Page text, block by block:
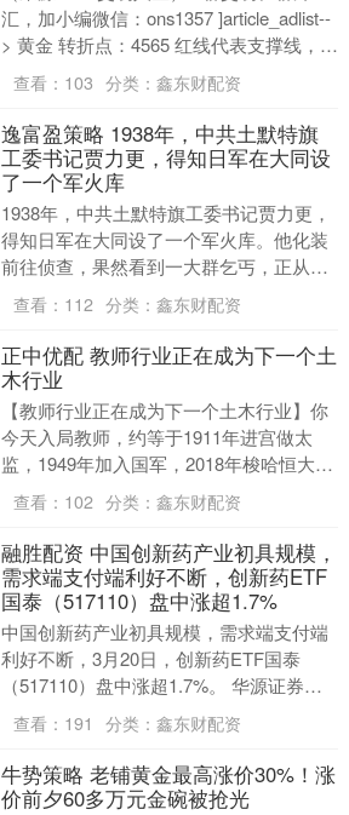
汇，加小编微信：ons1357 ]article_adlist--
> 黄金 转折点：4565 红线代表支撑线，绿
色代表阻....
查看： 103 分类： 鑫东财配资
逸富盈策略 1938年，中共土默特旗
工委书记贾力更，得知日军在大同设
了一个军火库
1938年，中共土默特旗工委书记贾力更，
得知日军在大同设了一个军火库。他化装
前往侦查，果然看到一大群乞丐，正从一
列军火列车上，将堆积如山的武器搬往一
个仓库。贾力....
查看： 112 分类： 鑫东财配资
正中优配 教师行业正在成为下一个土
木行业
【教师行业正在成为下一个土木行业】你
今天入局教师，约等于1911年进宫做太
监，1949年加入国军，2018年梭哈恒大。
因为教师未来的大门，已被提前锁死。 在
过....
查看： 102 分类： 鑫东财配资
融胜配资 中国创新药产业初具规模，
需求端支付端利好不断，创新药ETF
国泰（517110）盘中涨超1.7%
中国创新药产业初具规模，需求端支付端
利好不断，3月20日，创新药ETF国泰
（517110）盘中涨超1.7%。 华源证券指
出，经过2015年～2025年的十年创新....
查看： 191 分类： 鑫东财配资
牛势策略 老铺黄金最高涨价30%！涨
价前夕60多万元金碗被抢光